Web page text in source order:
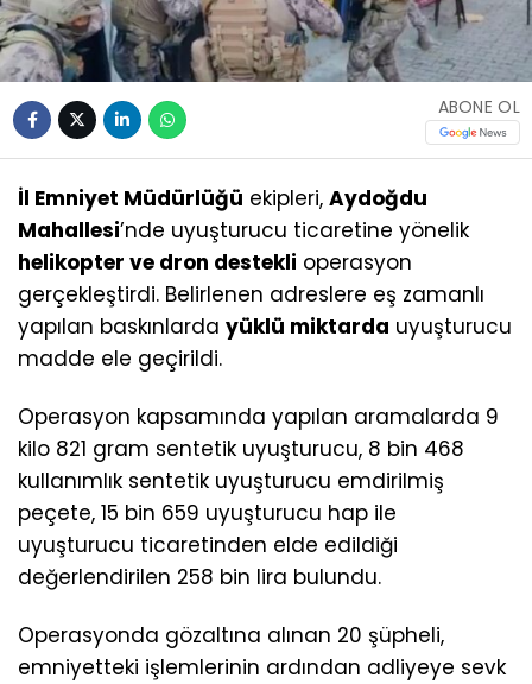
ABONE OL
İl Emniyet Müdürlüğü ekipleri, Aydoğdu
Mahallesi’nde uyuşturucu ticaretine yönelik
helikopter ve dron destekli operasyon
gerçekleştirdi. Belirlenen adreslere eş zamanlı
yapılan baskınlarda yüklü miktarda uyuşturucu
madde ele geçirildi.
Operasyon kapsamında yapılan aramalarda 9
kilo 821 gram sentetik uyuşturucu, 8 bin 468
kullanımlık sentetik uyuşturucu emdirilmiş
peçete, 15 bin 659 uyuşturucu hap ile
uyuşturucu ticaretinden elde edildiği
değerlendirilen 258 bin lira bulundu.
Operasyonda gözaltına alınan 20 şüpheli,
emniyetteki işlemlerinin ardından adliyeye sevk